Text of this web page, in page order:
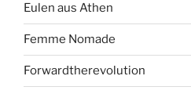
Eulen aus Athen
Femme Nomade
Forwardtherevolution